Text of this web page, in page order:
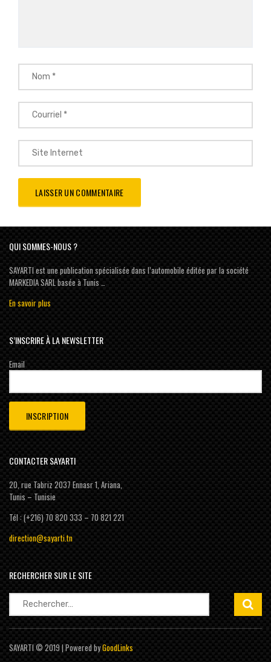
QUI SOMMES-NOUS ?
SAYARTI est une publication spécialisée dans l’automobile éditée par la société
MARKEDIA SARL basée à Tunis …
En savoir plus
S’INSCRIRE À LA NEWSLETTER
Email
CONTACTER SAYARTI
20, rue Tabriz 2037 Ennasr 1, Ariana,
Tunis – Tunisie
Tél : (+216) 70 820 333 – 70 821 221
direction@sayarti.tn
RECHERCHER SUR LE SITE
Rechercher :
SAYARTI © 2019 | Powered byGoodLinks